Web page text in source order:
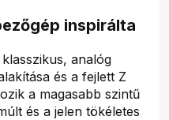
inspirálta
analóg
és a fejlett Z
a magasabb szintű
és a jelen tökéletes